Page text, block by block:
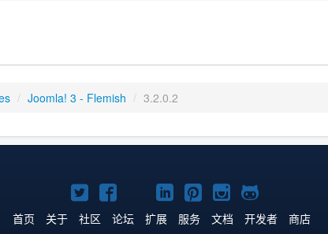
/ Joomla! 3 - Flemish / 3.2.0.2
Twitter
主
Facebook
主
YouTube
主
LinkedIn
主
Pinterest
主
Instagram
主
GitHub
主
首页 关于 社区 论坛 扩展 服务 文档 开发者 商店